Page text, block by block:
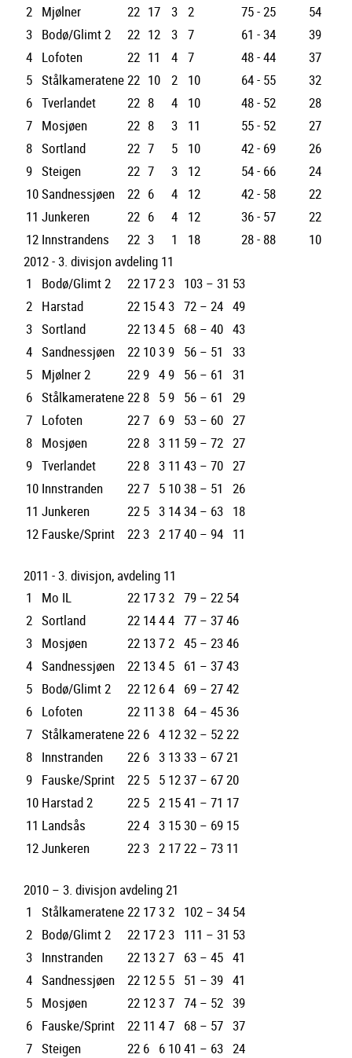
2 Mjølner 22 17 3 2 75 - 25
54
3 Bodø/Glimt 2 22 12 3 7 61 - 34
39
4 Lofoten 22 11 4 7 48 - 44
37
5 Stålkameratene22 10 2 10 64 - 55
32
6 Tverlandet 22 8 4 10 48 - 52
28
7 Mosjøen 22 8 3 11 55 - 52
27
8 Sortland 22 7 5 10 42 - 69
26
9 Steigen 22 7 3 12 54 - 66
24
10Sandnessjøen 22 6 4 12 42 - 58
22
11 Junkeren 22 6 4 12 36 - 57
22
12 Innstrandens 22 3 1 18 28 - 88
10
2012 - 3. divisjon avdeling 11
1
Bodø/Glimt 2 22 1723 103 – 31 53
2 Harstad 22 1543 72 – 24 49
3 Sortland 22 134 5 68 – 40 43
4 Sandnessjøen 22 103 9 56 – 51
33
5 Mjølner 2 22 9 4 9 56 – 61
31
6 Stålkameratene22 8 5 9 56 – 61
29
7 Lofoten 227 6 9 53 – 60 27
8 Mosjøen 22 8 3 11 59 – 72 27
9 Tverlandet 22 8 3 11 43 – 70 27
10 Innstranden 227 5 1038 – 51
26
11 Junkeren 22 5 3 1434 – 63 18
12 Fauske/Sprint 223 2 1740 – 94 11
2011 - 3. divisjon, avdeling 11
1
Mo IL 22 1732 79 – 22 54
2 Sortland 22 1444 77 – 3746
3 Mosjøen 22 1372 45 – 2346
4 Sandnessjøen 22 134 5 61 – 3743
5 Bodø/Glimt 2 22 12 64 69 – 2742
6 Lofoten 22 11 3 8 64 – 4536
7 Stålkameratene22 6 4 1232 – 5222
8 Innstranden 22 6 3 1333 – 6721
9 Fauske/Sprint 22 5 5 1237 – 6720
10 Harstad 2 22 5 2 1541 – 71 17
11 Landsås 224 3 1530 – 69 15
12Junkeren 223 2 1722 – 73 11
2010 – 3. divisjon avdeling 21
1
Stålkameratene22 1732 102 – 34 54
2 Bodø/Glimt 2 22 1723 111 – 31 53
3 Innstranden 22 1327 63 – 45 41
4 Sandnessjøen 22 12 5 5 51 – 39 41
5 Mosjøen 22 1237 74 – 52 39
6 Fauske/Sprint 22 11 47 68 – 57 37
7 Steigen 22 6 6 1041 – 63 24